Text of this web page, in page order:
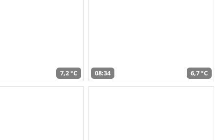
7,2 °C 08:34 6,7 °C